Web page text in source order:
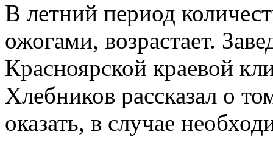
В летний период
ожогами, возрастает.
Красноярской краевой
Хлебников рассказал о
оказать, в случае